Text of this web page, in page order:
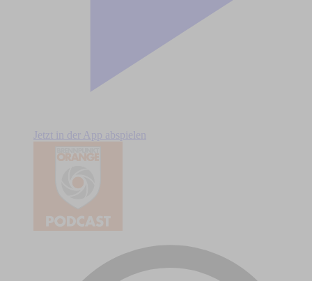
Jetzt in der App abspielen